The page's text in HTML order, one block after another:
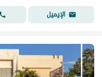
الإيميل